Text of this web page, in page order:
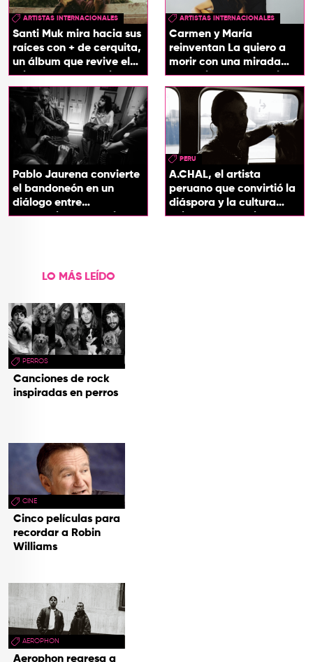
ARTISTAS INTERNACIONALES
Santi Muk mira hacia sus
raíces con + de cerquita,
un álbum que revive el
origen de sus canciones
ARTISTAS INTERNACIONALES
Carmen y María
reinventan La quiero a
morir con una mirada
entre el flamenco y el
soul
Pablo Jaurena convierte
el bandoneón en un
diálogo entre
generaciones con el
PERU
A.CHAL, el artista
peruano que convirtió la
diáspora y la cultura
chicha en su sonido
LO MÁS LEÍDO
PERROS
Canciones de rock
inspiradas en perros
CINE
Cinco películas para
recordar a Robin
Williams
AEROPHON
Aerophon regresa a